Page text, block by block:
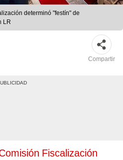
determinó "festín" de
LR
Compartir
Fiscalización